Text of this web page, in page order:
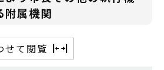
附属機関
せて閲覧